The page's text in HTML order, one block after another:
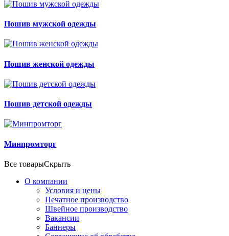
Пошив мужской одежды
Пошив женской одежды
Пошив детской одежды
Минпромторг
Все товарыСкрыть
О компании
Условия и цены
Печатное производство
Швейное производство
Вакансии
Баннеры